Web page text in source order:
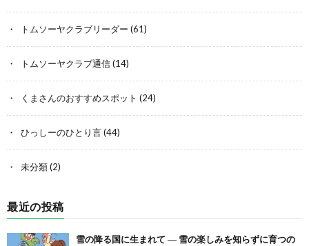
トムソーヤクラブリーダー (61)
トムソーヤクラブ通信(14)
くまさんのおすすめスポット (24)
ひっしーのひとり言(44)
未分類(2)
最近の投稿
雪の降る国に生まれて ― 雪の楽しみを知らずに育つの